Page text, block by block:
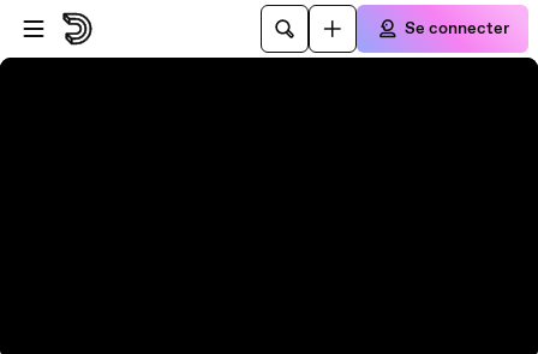
Passer au player
Passer au contenu principal
Se connecter